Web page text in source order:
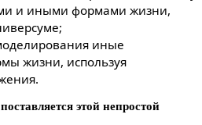
и иными формами жизни,
иные
жизни, используя
этой непростой